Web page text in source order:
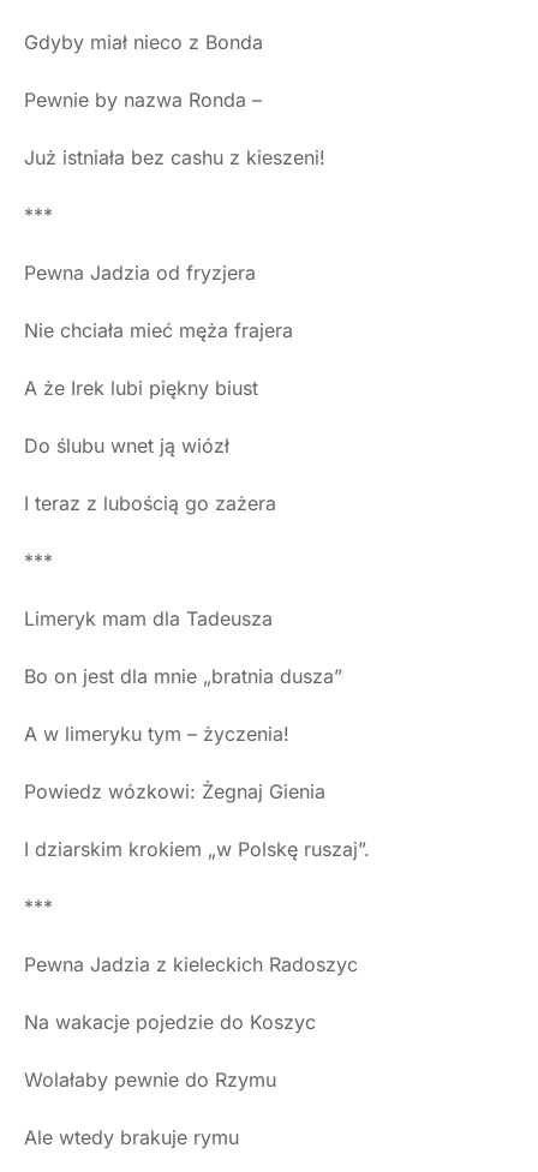
Gdyby miał nieco z Bonda
Pewnie by nazwa Ronda –
Już istniała bez cashu z kieszeni!
***
Pewna Jadzia od fryzjera
Nie chciała mieć męża frajera
A że Irek lubi piękny biust
Do ślubu wnet ją wiózł
I teraz z lubością go zażera
***
Limeryk mam dla Tadeusza
Bo on jest dla mnie „bratnia dusza”
A w limeryku tym – życzenia!
Powiedz wózkowi: Żegnaj Gienia
I dziarskim krokiem „w Polskę ruszaj”.
***
Pewna Jadzia z kieleckich Radoszyc
Na wakacje pojedzie do Koszyc
Wolałaby pewnie do Rzymu
Ale wtedy brakuje rymu